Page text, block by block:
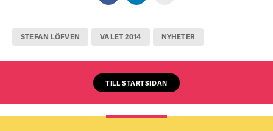
STEFAN LÖFVEN VALET 2014 NYHETER
TILL STARTSIDAN